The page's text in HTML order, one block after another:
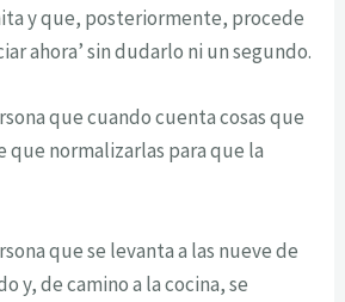
y que, posteriormente, procede
ahora’ sin dudarlo ni un segundo.
que cuando cuenta cosas que
que normalizarlas para que la
que se levanta a las nueve de
y, de camino a la cocina, se